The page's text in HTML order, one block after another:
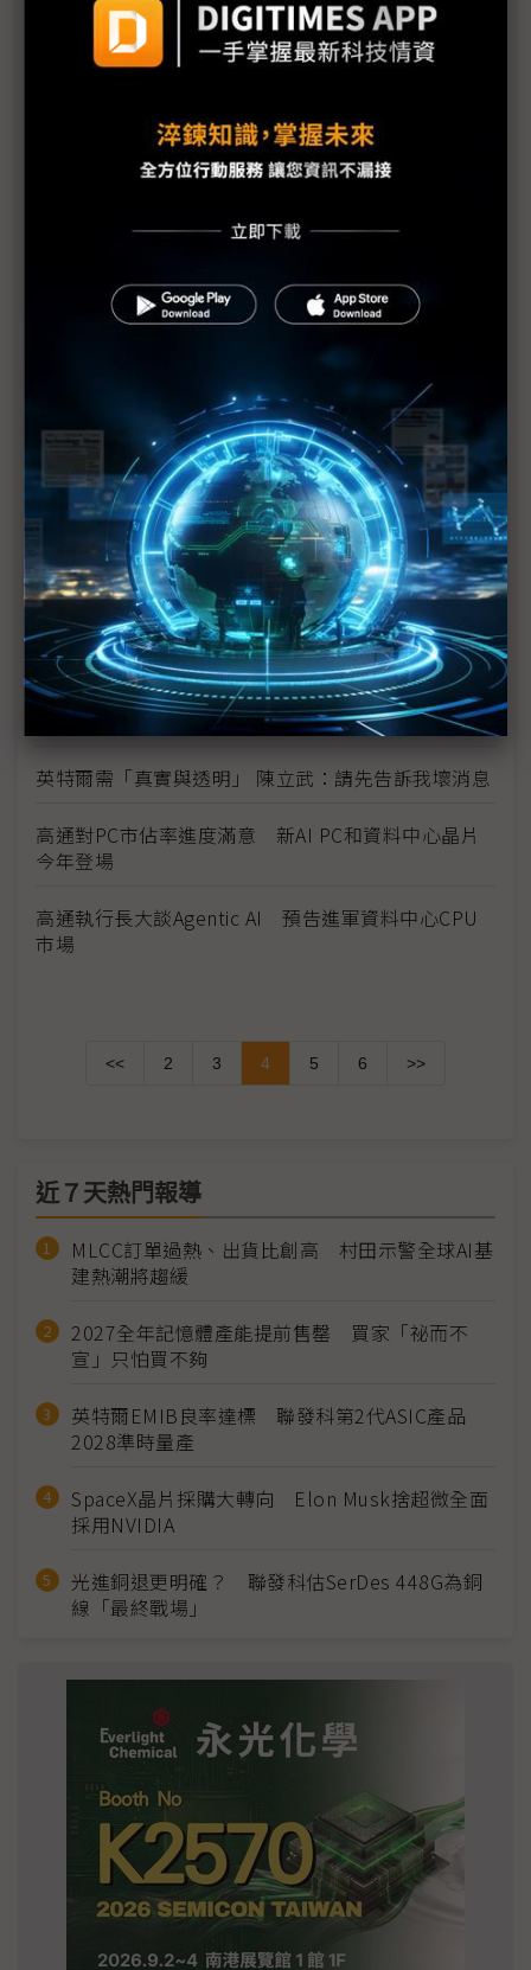
經濟部搶攻次世代通訊 攜手聯發科、中華電升級衛
星應用
人形機器人
英業達、所羅門、NVIDIA攜手自動化方案
NVIDIA落腳北士科 用地爭議需三方儘早協商
「雙AI代理人」同時守護 浚鴻COMPUTEX秀自主健
康管理方案
COMPUTEX開幕在即 黃志芳、彭双浪：台灣位處AI
變革核心
宏碁擴大AI PC陣容 NB新品亮相COMPUTEX
倚天酷碁COMPUTEX拓穿戴應用 發表智慧戒指、AI
翻譯耳機
英特爾需「真實與透明」 陳立武：請先告訴我壞消息
高通對PC市佔率進度滿意 新AI PC和資料中心晶片
今年登場
高通執行長大談Agentic AI 預告進軍資料中心CPU
市場
<< 2 3 4 5 6 >>
近７天熱門報導
MLCC訂單過熱、出貨比創高 村田示警全球AI基
建熱潮將趨緩
2027全年記憶體產能提前售罄 買家「祕而不
宣」只怕買不夠
英特爾EMIB良率達標 聯發科第2代ASIC產品
2028準時量產
SpaceX晶片採購大轉向 Elon Musk捨超微全面
採用NVIDIA
光進銅退更明確？ 聯發科估SerDes 448G為銅
線「最終戰場」